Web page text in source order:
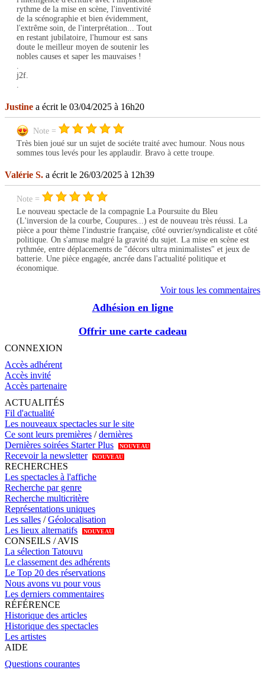
rythme de la mise en scène, l'inventivité
de la scénographie et bien évidemment,
l'extrême soin, de l'interprétation... Tout
en restant jubilatoire, l'humour est sans
doute le meilleur moyen de soutenir les
nobles causes et saper les mauvaises !
.
j2f.
.
Justine a écrit le 03/04/2025 à 16h20
Note =
Très bien joué sur un sujet de sociéte traité avec humour. Nous nous
sommes tous levés pour les applaudir. Bravo à cette troupe.
Valérie S. a écrit le 26/03/2025 à 12h39
Note =
Le nouveau spectacle de la compagnie La Poursuite du Bleu
(L'inversion de la courbe, Coupures...) est de nouveau très réussi. La
pièce a pour thème l'industrie française, côté ouvrier/syndicaliste et côté
politique. On s'amuse malgré la gravité du sujet. La mise en scène est
rythmée, entre déplacements de "décors ultra minimalistes" et jeux de
batterie. Une pièce engagée, ancrée dans l'actualité politique et
économique.
Voir tous les commentaires
Adhésion en ligne
Offrir une carte cadeau
CONNEXION
Accès adhérent
Accès invité
Accès partenaire
ACTUALITÉS
Fil d'actualité
Les nouveaux spectacles sur le site
Ce sont leurs premières /dernières
Dernières soirées Starter Plus
NOUVEAU
Recevoir la newsletter NOUVEAU
RECHERCHES
Les spectacles à l'affiche
Recherche par genre
Recherche multicritère
Représentations uniques
Les salles /Géolocalisation
Les lieux alternatifs
NOUVEAU
CONSEILS / AVIS
La sélection Tatouvu
Le classement des adhérents
Le Top 20 des réservations
Nous avons vu pour vous
Les derniers commentaires
RÉFÉRENCE
Historique des articles
Historique des spectacles
Les artistes
AIDE
Questions courantes